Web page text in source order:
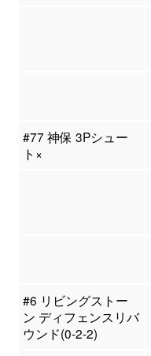
#77 神保 3Pシュー
ト×
#6 リビングストー
ン ディフェンスリバ
ウンド(0-2-2)